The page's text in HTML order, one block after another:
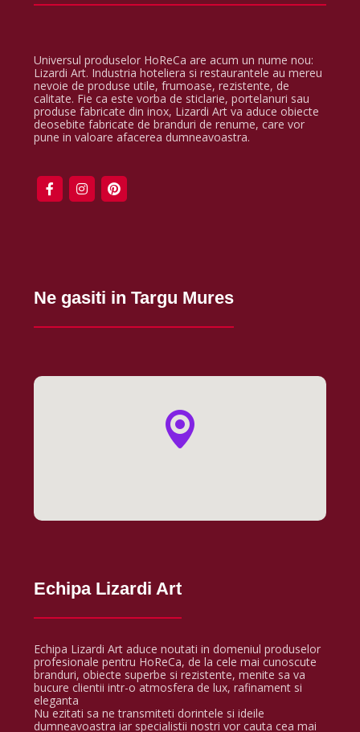
Universul produselor HoReCa are acum un nume nou:
Lizardi Art. Industria hoteliera si restaurantele au mereu
nevoie de produse utile, frumoase, rezistente, de
calitate. Fie ca este vorba de sticlarie, portelanuri sau
produse fabricate din inox, Lizardi Art va aduce obiecte
deosebite fabricate de branduri de renume, care vor
pune in valoare afacerea dumneavoastra.
Ne gasiti in Targu Mures
Echipa Lizardi Art
Echipa Lizardi Art aduce noutati in domeniul produselor
profesionale pentru HoReCa, de la cele mai cunoscute
branduri, obiecte superbe si rezistente, menite sa va
bucure clientii intr-o atmosfera de lux, rafinament si
eleganta
Nu ezitati sa ne transmiteti dorintele si ideile
dumneavoastra iar specialistii nostri vor cauta cea mai